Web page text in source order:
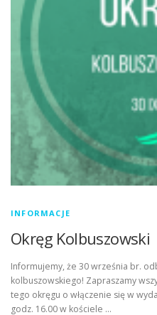
INFORMACJE
Okręg Kolbuszowski
Informujemy, że 30 września br.
kolbuszowskiego! Zapraszamy
tego okręgu o włączenie się w
godz. 16.00 w kościele …